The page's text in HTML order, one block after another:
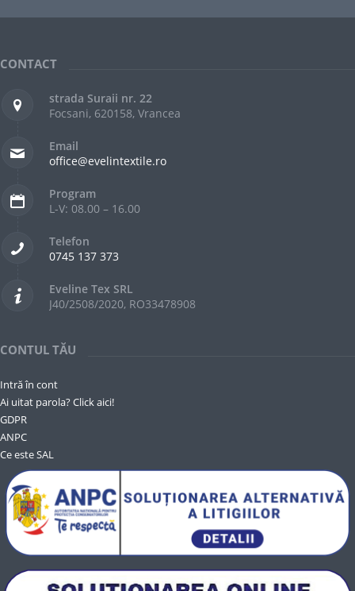
CONTACT
strada Suraii nr. 22
Focsani, 620158, Vrancea
Email
office@evelintextile.ro
Program
L-V: 08.00 – 16.00
Telefon
0745 137 373
Eveline Tex SRL
J40/2508/2020, RO33478908
CONTUL TĂU
Intră în cont
Ai uitat parola? Click aici!
GDPR
ANPC
Ce este SAL